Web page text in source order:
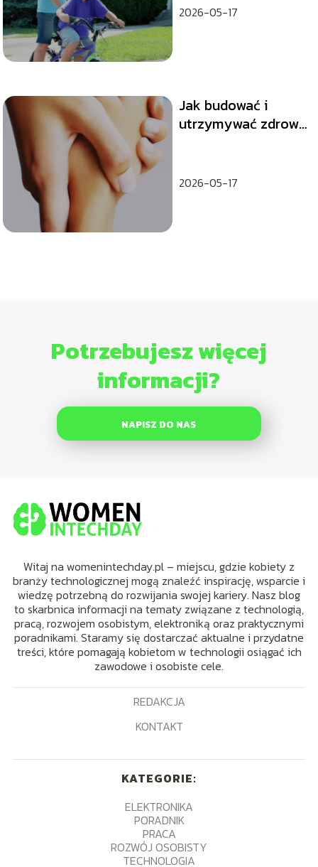
2026-05-17
Jak budować i
utrzymywać zdrowe
2026-05-17
Potrzebujesz więcej
informacji?
NAPISZ DO NAS
Witaj na womenintechday.pl – miejscu, gdzie kobiety z
branży technologicznej mogą znaleźć inspirację, wsparcie i
wiedzę potrzebną do rozwijania swojej kariery. Nasz blog
to skarbnica informacji na tematy związane z technologią,
pracą, rozwojem osobistym, elektroniką oraz praktycznymi
poradnikami. Staramy się dostarczać aktualne i przydatne
treści, które pomagają kobietom w technologii osiągać ich
zawodowe i osobiste cele.
REDAKCJA
KONTAKT
KATEGORIE:
ELEKTRONIKA
PORADNIK
PRACA
ROZWÓJ OSOBISTY
TECHNOLOGIA